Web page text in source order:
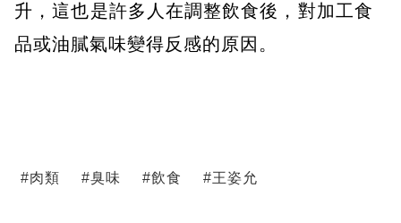
升，這也是許多人在調整飲食後，對加工食
品或油膩氣味變得反感的原因。
#肉類 #臭味 #飲食 #王姿允